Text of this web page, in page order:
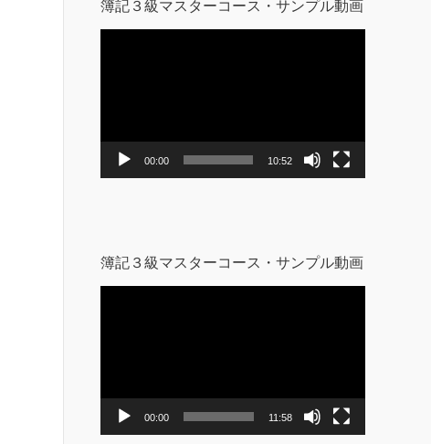
簿記３級マスターコース・サンプル動画
ヤ
00:00 10:52
簿記３級マスターコース・サンプル動画
ヤ
00:00 11:58